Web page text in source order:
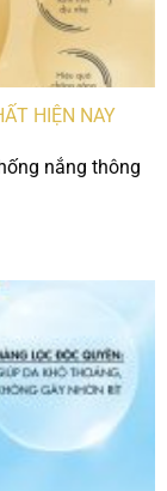
HIỆN NAY
nắng thông